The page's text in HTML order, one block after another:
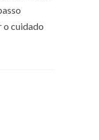
o cuidado